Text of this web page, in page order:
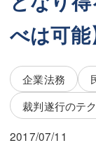
三平 隆史
吉元 優仁
小川 祐
弁護士費用
三平 隆史
吉元 優仁
弁護士費用
不動産
べは可能
企業法務
裁判遂行のテ
2017/07/11